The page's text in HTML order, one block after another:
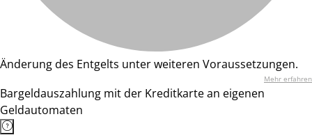
Änderung des Entgelts unter weiteren Voraussetzungen.
Mehr erfahren
Bargeldauszahlung mit der Kreditkarte an eigenen
Geldautomaten